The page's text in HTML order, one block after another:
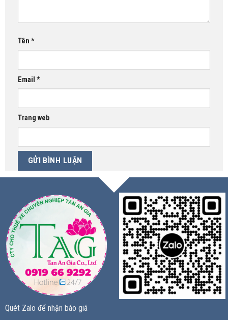
Tên *
Email *
Trang web
Quét Zalo để nhận báo giá